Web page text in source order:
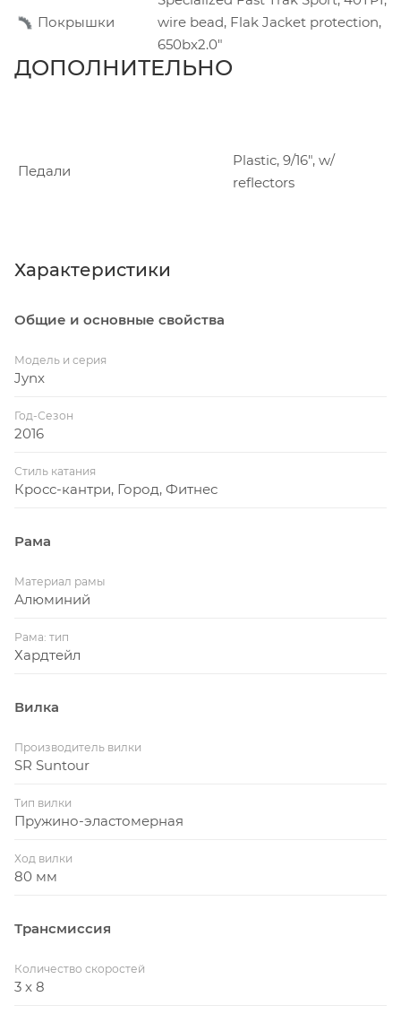
Покрышки
wire bead, Flak Jacket protection,
650bx2.0"
ДОПОЛНИТЕЛЬНО
Педали
Plastic, 9/16", w/
reflectors
Характеристики
Общие и основные свойства
Модель и серия
Jynx
Год-Сезон
2016
Стиль катания
Кросс-кантри, Город, Фитнес
Рама
Материал рамы
Алюминий
Рама: тип
Хардтейл
Вилка
Производитель вилки
SR Suntour
Тип вилки
Пружино-эластомерная
Ход вилки
80 мм
Трансмиссия
Количество скоростей
3 x 8